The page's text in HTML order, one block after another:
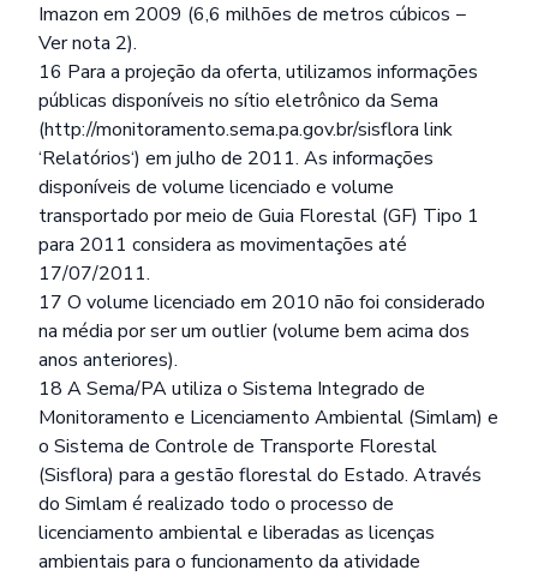
Imazon em 2009 (6,6 milhões de metros cúbicos −
Ver nota 2).
16 Para a projeção da oferta, utilizamos informações
públicas disponíveis no sítio eletrônico da Sema
(http://monitoramento.sema.pa.gov.br/sisflora link
‘Relatórios‘) em julho de 2011. As informações
disponíveis de volume licenciado e volume
transportado por meio de Guia Florestal (GF) Tipo 1
para 2011 considera as movimentações até
17/07/2011.
17 O volume licenciado em 2010 não foi considerado
na média por ser um outlier (volume bem acima dos
anos anteriores).
18 A Sema/PA utiliza o Sistema Integrado de
Monitoramento e Licenciamento Ambiental (Simlam) e
o Sistema de Controle de Transporte Florestal
(Sisflora) para a gestão florestal do Estado. Através
do Simlam é realizado todo o processo de
licenciamento ambiental e liberadas as licenças
ambientais para o funcionamento da atividade